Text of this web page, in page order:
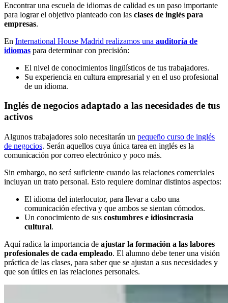
Encontrar una escuela de idiomas de calidad es un paso importante
para lograr el objetivo planteado con las clases de inglés para
empresas.
En International House Madrid realizamos una auditoría de
idiomas para determinar con precisión:
El nivel de conocimientos lingüísticos de tus trabajadores.
Su experiencia en cultura empresarial y en el uso profesional
de un idioma.
Inglés de negocios adaptado a las necesidades de tus
activos
Algunos trabajadores solo necesitarán un pequeño curso de inglés
de negocios. Serán aquellos cuya única tarea en inglés es la
comunicación por correo electrónico y poco más.
Sin embargo, no será suficiente cuando las relaciones comerciales
incluyan un trato personal. Esto requiere dominar distintos aspectos:
El idioma del interlocutor, para llevar a cabo una
comunicación efectiva y que ambos se sientan cómodos.
Un conocimiento de sus costumbres e idiosincrasia
cultural.
Aquí radica la importancia de ajustar la formación a las labores
profesionales de cada empleado. El alumno debe tener una visión
práctica de las clases, para saber que se ajustan a sus necesidades y
que son útiles en las relaciones personales.